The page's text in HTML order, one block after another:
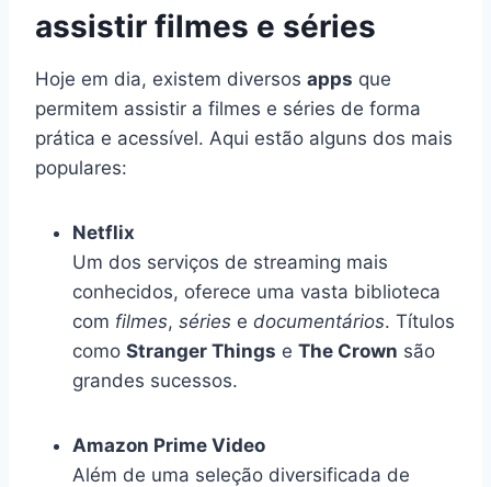
assistir filmes e séries
Hoje em dia, existem diversos apps que
permitem assistir a filmes e séries de forma
prática e acessível. Aqui estão alguns dos mais
populares:
Netflix
Um dos serviços de streaming mais
conhecidos, oferece uma vasta biblioteca
com filmes, séries e documentários. Títulos
como Stranger Things e The Crown são
grandes sucessos.
Amazon Prime Video
Além de uma seleção diversificada de